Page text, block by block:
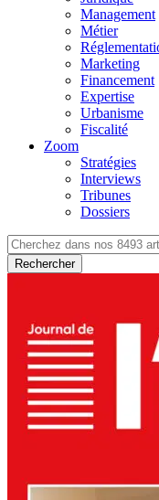
Management
Métier
Marketing
Financement
Expertise
Urbanisme
Fiscalité
Zoom
Stratégies
Interviews
Tribunes
Dossiers
Rechercher